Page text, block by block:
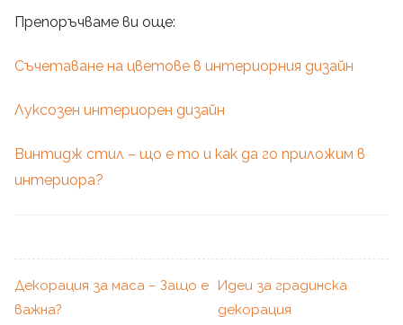
Препоръчваме ви още:
Съчетаване на цветове в интериорния дизайн
Луксозен интериорен дизайн
Винтидж стил – що е то и как да го приложим в
интериора?
Декорация за маса – Защо е
важна?
Идеи за градинска
декорация